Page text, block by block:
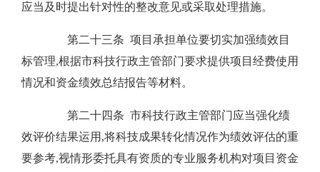
应当及时提出针对性的整改意见或采取处理措施。
第二十三条 项目承担单位要切实加强绩效目
标管理,根据市科技行政主管部门要求提供项目经费使用
情况和资金绩效总结报告等材料。
第二十四条 市科技行政主管部门应当强化绩
效评价结果运用,将科技成果转化情况作为绩效评估的重
要参考,视情形委托具有资质的专业服务机构对项目资金